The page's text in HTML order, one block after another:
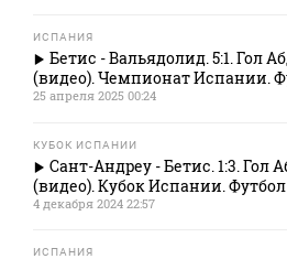
ИСПАНИЯ
Бетис - Вальядолид. 5:1. Гол
(видео). Чемпионат Испании.
25 апреля 2025 00:24
КУБОК ИСПАНИИ
Сант-Андреу - Бетис. 1:3. Гол
(видео). Кубок Испании. Футбол
4 декабря 2024 22:57
ИСПАНИЯ